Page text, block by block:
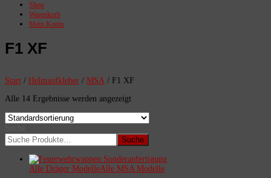
Shop
Warenkorb
Mein Konto
F1 XF
Start / Helmaufkleber / MSA / F1 XF
Alle 14 Ergebnisse werden angezeigt
Suche
Alle Dräger ModelleAlle MSA Modelle